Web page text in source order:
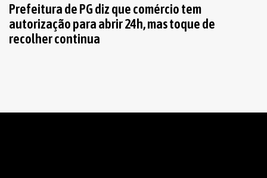
Prefeitura de PG diz que comércio tem
autorização para abrir 24h, mas toque de
recolher continua